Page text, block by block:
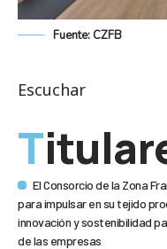
Fuente: CZFB
Escuchar
El Consorcio de la Zona
para impulsar en su tejido
innovación y sostenibilidad
de las empresas